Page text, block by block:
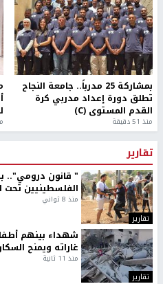
بمشاركة 25 مدرباً.. جامعة النجاح
تطلق دورة إعداد مدربي كرة
القدم المستوى (C)
منذ 51 دقيقة
تقارير
تقارير
" قانون درومي"..
الفلسطينيين تحت
منذ 8 ثواني
تقارير
شهداء بينهم
غاراته ويمنح
منذ 11 ثانية